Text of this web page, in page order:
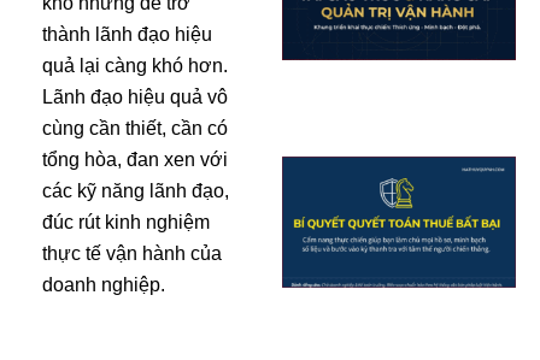
thành lãnh đạo hiệu
quả lại càng khó hơn.
Lãnh đạo hiệu quả vô
cùng cần thiết, cần có
tổng hòa, đan xen với
các kỹ năng lãnh đạo,
đúc rút kinh nghiệm
thực tế vận hành của
doanh nghiệp.